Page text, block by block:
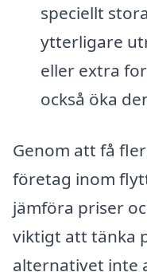
speciellt
ytterligare
eller extra
också öka
Genom att få
företag inom
jämföra priser
viktigt att tänka
alternativet inte